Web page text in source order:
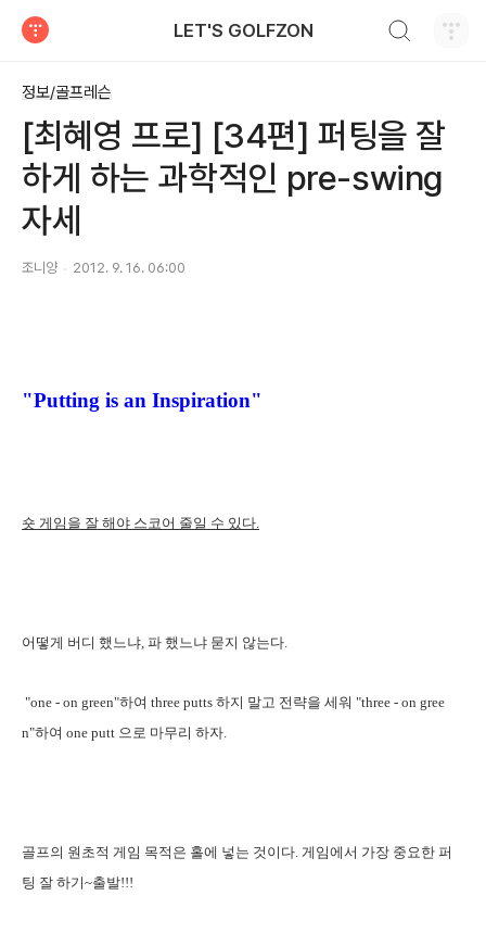
LET'S GOLFZON
정보/골프레슨
[최혜영 프로] [34편] 퍼팅을 잘
하게 하는 과학적인 pre-swing
자세
조니양 2012. 9. 16. 06:00
"Putting is an Inspiration"
숏 게임을 잘 해야 스코어 줄일 수 있다.
어떻게 버디 했느냐, 파 했느냐 묻지 않는다.
"one - on green"하여 three putts 하지 말고 전략을 세워 "three - on gree
n"하여 one putt 으로 마무리 하자.
골프의 원초적 게임 목적은 홀에 넣는 것이다. 게임에서 가장 중요한 퍼
팅 잘 하기~출발!!!